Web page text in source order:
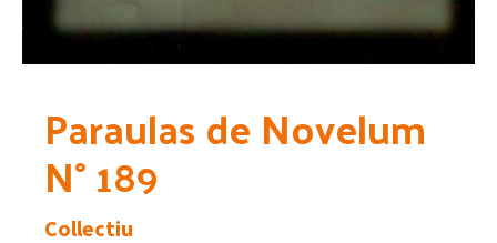
Paraulas de Novelum
N° 189
Collectiu